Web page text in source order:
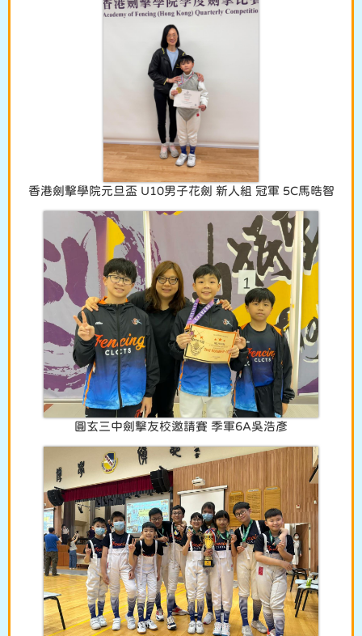
香港劍擊學院元旦盃 U10男子花劍 新人組 冠軍 5C馬晧智
圓玄三中劍擊友校邀請賽 季軍6A吳浩彥